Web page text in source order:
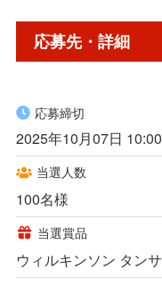
応募先・詳細
応募締切
2025年10月07日 10:00
当選人数
100名様
当選賞品
ウィルキンソン タン